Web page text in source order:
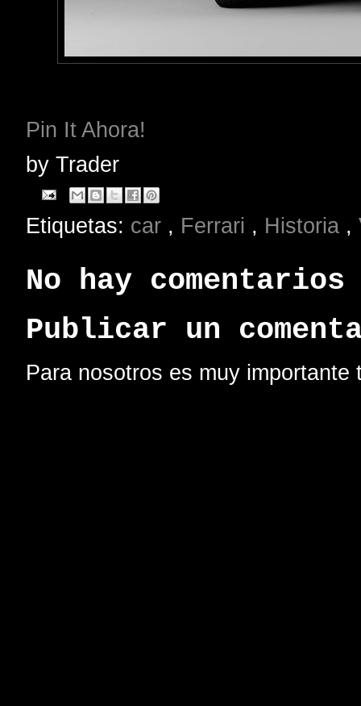
Pin It Ahora!
by Trader
Etiquetas: car , Ferrari , Historia ,
No hay
Publicar un
Para nosotros es muy